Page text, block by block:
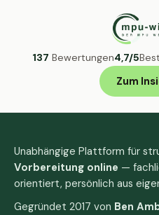
137 Bewertungen4,7/5
Zum
Unabhängige Plattform für
Vorbereitung online —
orientiert, persönlich aus
Gegründet 2017 von Ben